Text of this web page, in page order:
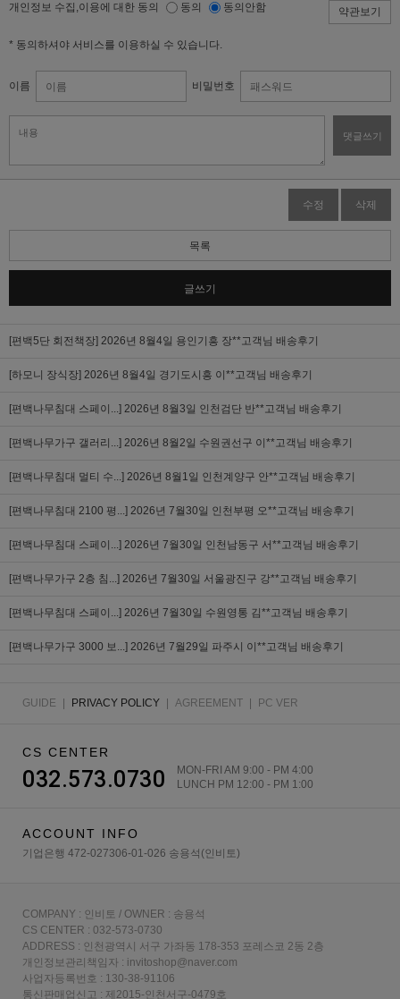
개인정보 수집,이용에 대한 동의 동의 동의안함 약관보기
* 동의하셔야 서비스를 이용하실 수 있습니다.
이름 비밀번호
댓글쓰기
수정 삭제
목록
글쓰기
[편백5단 회전책장] 2026년 8월4일 용인기흥 장**고객님 배송후기
[하모니 장식장] 2026년 8월4일 경기도시흥 이**고객님 배송후기
[편백나무침대 스페이...] 2026년 8월3일 인천검단 반**고객님 배송후기
[편백나무가구 갤러리...] 2026년 8월2일 수원권선구 이**고객님 배송후기
[편백나무침대 멀티 수...] 2026년 8월1일 인천계양구 안**고객님 배송후기
[편백나무침대 2100 평...] 2026년 7월30일 인천부평 오**고객님 배송후기
[편백나무침대 스페이...] 2026년 7월30일 인천남동구 서**고객님 배송후기
[편백나무가구 2층 침...] 2026년 7월30일 서울광진구 강**고객님 배송후기
[편백나무침대 스페이...] 2026년 7월30일 수원영통 김**고객님 배송후기
[편백나무가구 3000 보...] 2026년 7월29일 파주시 이**고객님 배송후기
GUIDE PRIVACY POLICY AGREEMENT PC VER
CS CENTER
032.573.0730
MON-FRI AM 9:00 - PM 4:00
LUNCH PM 12:00 - PM 1:00
ACCOUNT INFO
기업은행 472-027306-01-026 송용석(인비토)
COMPANY : 인비토 / OWNER : 송용석
CS CENTER : 032-573-0730
ADDRESS : 인천광역시 서구 가좌동 178-353 포레스코 2동 2층
개인정보관리책임자 : invitoshop@naver.com
사업자등록번호 : 130-38-91106
통신판매업신고 : 제2015-인천서구-0479호